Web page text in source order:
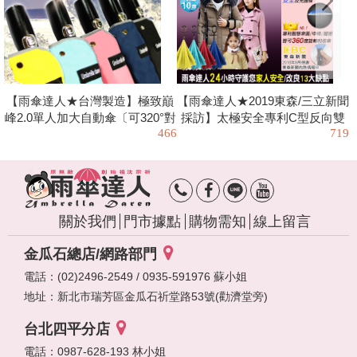
【雨傘達人★台灣製造】極致巔
峰2.0單人加大自動傘〔可320°對
凹/最防風/最安全/最抗UV 完美
466
【雨傘達人★2019東森/三立新聞
採訪】太極安全專利C型反向雙
人自動長傘〔傘面可無障礙360
719
關於我們 門市據點 購物需知 線上留言
金瓜石總店/網路部門
電話：(02)2496-2549 / 0935-591976 蘇小姐
地址： 新北市瑞芳區金瓜石祈堂路53號(勸濟堂旁)
台北四平分店
電話：0987-628-193 林小姐